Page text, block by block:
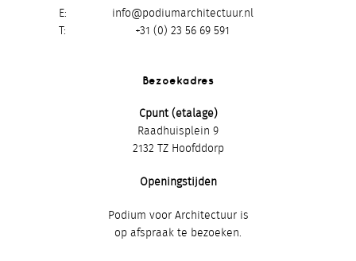
E
info@podiumarchitectuur.nl
T
+31 (0) 23 56 69 591
Bezoekadres
Cpunt (etalage)
Raadhuisplein 9
2132 TZ Hoofddorp
Openingstijden
Podium voor Architectuur is
op afspraak te bezoeken.